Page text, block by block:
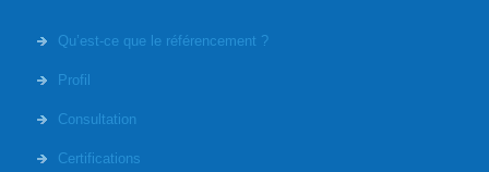
Qu’est-ce que le référencement ?
Profil
Consultation
Certifications